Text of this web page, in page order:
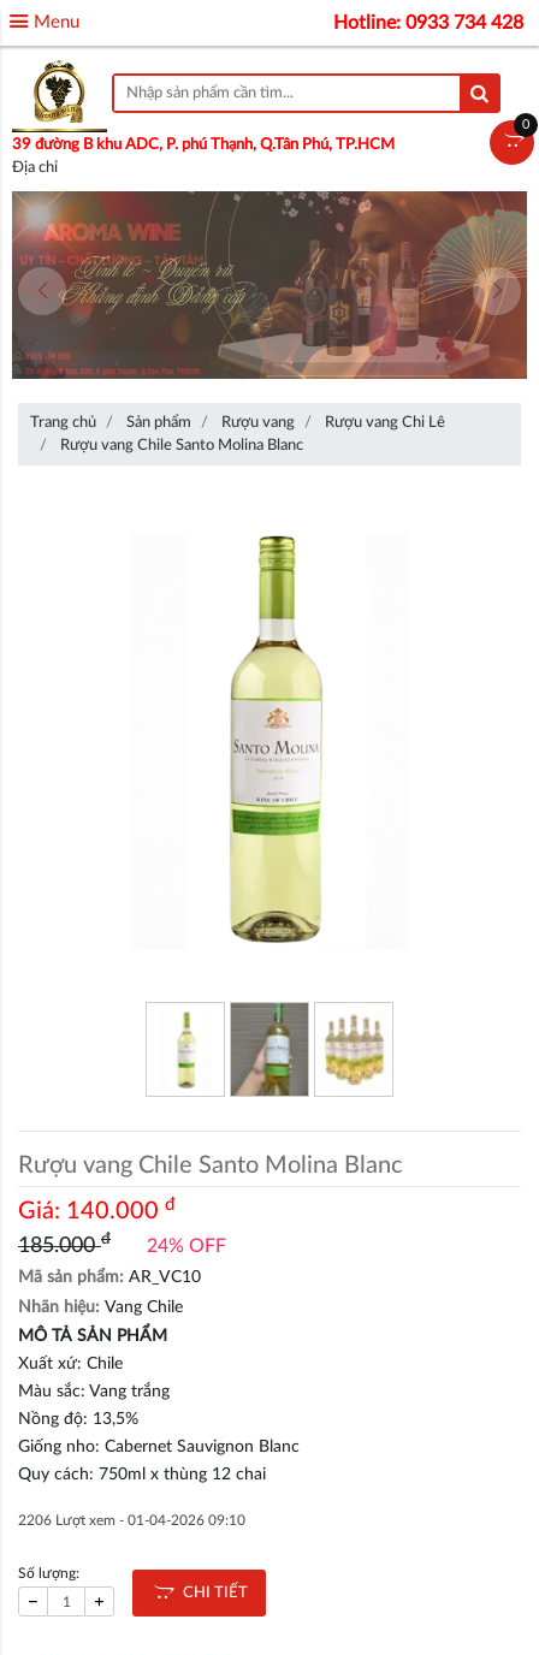
Menu Hotline: 0933 734 428
39 đường B khu ADC, P. phú Thạnh, Q.Tân Phú, TP.HCM
Địa chỉ
Trang chủ Sản phẩm Rượu vang
Rượu vang Chi Lê
Rượu vang Chile Santo Molina Blanc
Rượu vang Chile Santo Molina Blanc
Giá: 140.000 đ
185.000đ 24% OFF
Mã sản phẩm: AR_VC10
Nhãn hiệu: Vang Chile
MÔ TẢ SẢN PHẨM
Xuất xứ: Chile
Màu sắc: Vang trắng
Nồng độ: 13,5%
Giống nho: Cabernet Sauvignon Blanc
Quy cách: 750ml x thùng 12 chai
2206 Lượt xem - 01-04-2026 09:10
Số lượng:
CHI TIẾT
0